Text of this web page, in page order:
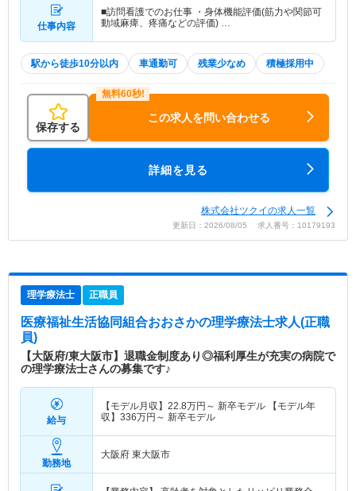
仕事内容
■訪問看護でのお仕事 ・身体機能評価(筋力や関節可
動域麻痺、疼痛などの評価) …
駅から徒歩10分以内 車通勤可 残業少なめ 積極採用中
保存する
この求人を問い合わせる
詳細を見る
株式会社ツクイの求人一覧
更新日：2026/08/05 求人番号：10179193
理学療法士 正職員
医療福祉生活協同組合おおさかの理学療法士求人(正職
員)
【大阪府/東大阪市】退職金制度あり◎福利厚生が充実の病院で
の理学療法士さんの募集です♪
給与
【モデル月収】 22.8万円～ 新卒モデル 【モデル年
収】 336万円～ 新卒モデル
勤務地
大阪府 東大阪市